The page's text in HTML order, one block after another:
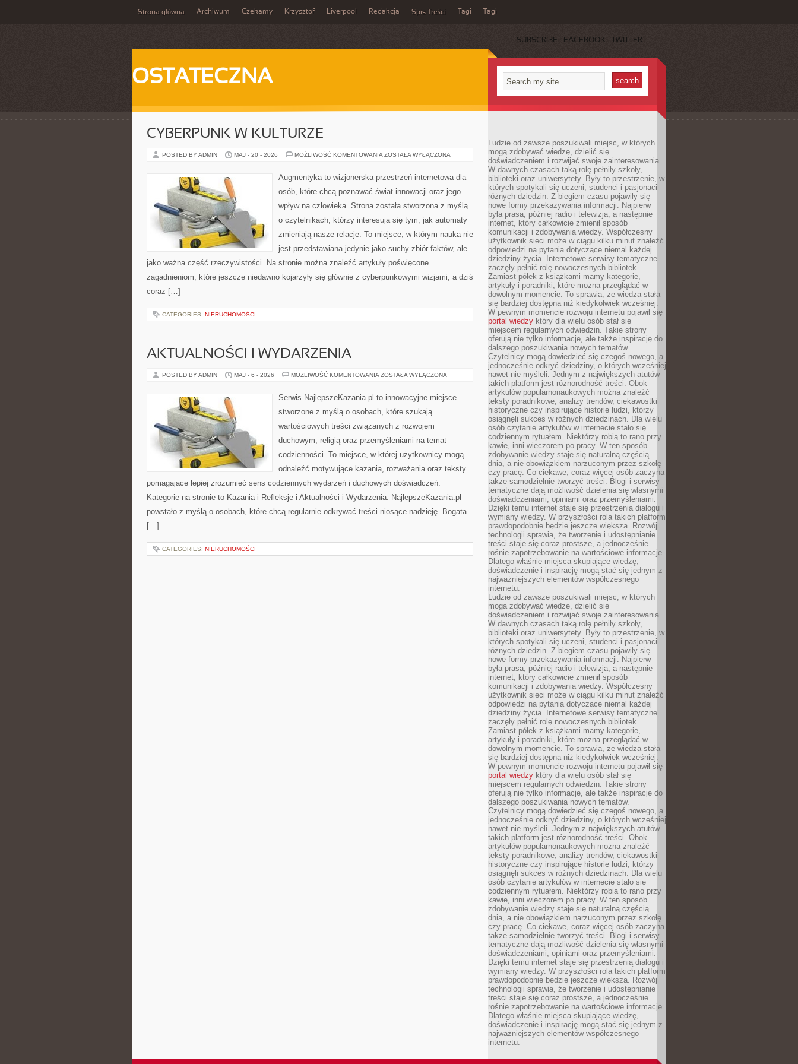
Strona główna Archiwum Czekamy Krzysztof Liverpool Redakcja Spis Treści Tagi Tagi
SUBSCRIBE FACEBOOK TWITTER
OSTATECZNA
CYBERPUNK W KULTURZE
POSTED BY ADMIN MAJ - 20 - 2026 MOŻLIWOŚĆ KOMENTOWANIA CYBERPUNK
ZOSTAŁA WYŁĄCZONA
Augmentyka to wizjonerska przestrzeń internetowa dla
osób, które chcą poznawać świat innowacji oraz jego
wpływ na człowieka. Strona została stworzona z myślą
o czytelnikach, którzy interesują się tym, jak automaty
zmieniają nasze relacje. To miejsce, w którym nauka nie
jest przedstawiana jedynie jako suchy zbiór faktów, ale
jako ważna część rzeczywistości. Na stronie można znaleźć artykuły poświęcone
zagadnieniom, które jeszcze niedawno kojarzyły się głównie z cyberpunkowymi wizjami, a dziś
coraz […]
CATEGORIES: NIERUCHOMOŚCI
AKTUALNOŚCI I WYDARZENIA
POSTED BY ADMIN MAJ - 6 - 2026 MOŻLIWOŚĆ KOMENTOWANIA AKTUALNOŚCI
ZOSTAŁA WYŁĄCZONA
Serwis NajlepszeKazania.pl to innowacyjne miejsce
stworzone z myślą o osobach, które szukają
wartościowych treści związanych z rozwojem
duchowym, religią oraz przemyśleniami na temat
codzienności. To miejsce, w której użytkownicy mogą
odnaleźć motywujące kazania, rozważania oraz teksty
pomagające lepiej zrozumieć sens codziennych wydarzeń i duchowych doświadczeń.
Kategorie na stronie to Kazania i Refleksje i Aktualności i Wydarzenia. NajlepszeKazania.pl
powstało z myślą o osobach, które chcą regularnie odkrywać treści niosące nadzieję. Bogata
[…]
CATEGORIES: NIERUCHOMOŚCI
Ludzie od zawsze poszukiwali miejsc, w których
mogą zdobywać wiedzę, dzielić się
doświadczeniem i rozwijać swoje zainteresowania.
W dawnych czasach taką rolę pełniły szkoły,
biblioteki oraz uniwersytety. Były to przestrzenie, w
których spotykali się uczeni, studenci i pasjonaci
różnych dziedzin. Z biegiem czasu pojawiły się
nowe formy przekazywania informacji. Najpierw
była prasa, później radio i telewizja, a następnie
internet, który całkowicie zmienił sposób
komunikacji i zdobywania wiedzy. Współczesny
użytkownik sieci może w ciągu kilku minut znaleźć
odpowiedzi na pytania dotyczące niemal każdej
dziedziny życia. Internetowe serwisy tematyczne
zaczęły pełnić rolę nowoczesnych bibliotek.
Zamiast półek z książkami mamy kategorie,
artykuły i poradniki, które można przeglądać w
dowolnym momencie. To sprawia, że wiedza stała
się bardziej dostępna niż kiedykolwiek wcześniej.
W pewnym momencie rozwoju internetu pojawił się
portal wiedzy który dla wielu osób stał się
miejscem regularnych odwiedzin. Takie strony
oferują nie tylko informacje, ale także inspirację do
dalszego poszukiwania nowych tematów.
Czytelnicy mogą dowiedzieć się czegoś nowego, a
jednocześnie odkryć dziedziny, o których wcześniej
nawet nie myśleli. Jednym z największych atutów
takich platform jest różnorodność treści. Obok
artykułów popularnonaukowych można znaleźć
teksty poradnikowe, analizy trendów, ciekawostki
historyczne czy inspirujące historie ludzi, którzy
osiągnęli sukces w różnych dziedzinach. Dla wielu
osób czytanie artykułów w internecie stało się
codziennym rytuałem. Niektórzy robią to rano przy
kawie, inni wieczorem po pracy. W ten sposób
zdobywanie wiedzy staje się naturalną częścią
dnia, a nie obowiązkiem narzuconym przez szkołę
czy pracę. Co ciekawe, coraz więcej osób zaczyna
także samodzielnie tworzyć treści. Blogi i serwisy
tematyczne dają możliwość dzielenia się własnymi
doświadczeniami, opiniami oraz przemyśleniami.
Dzięki temu internet staje się przestrzenią dialogu i
wymiany wiedzy. W przyszłości rola takich platform
prawdopodobnie będzie jeszcze większa. Rozwój
technologii sprawia, że tworzenie i udostępnianie
treści staje się coraz prostsze, a jednocześnie
rośnie zapotrzebowanie na wartościowe informacje.
Dlatego właśnie miejsca skupiające wiedzę,
doświadczenie i inspirację mogą stać się jednym z
najważniejszych elementów współczesnego
internetu.
Ludzie od zawsze poszukiwali miejsc, w których
mogą zdobywać wiedzę, dzielić się
doświadczeniem i rozwijać swoje zainteresowania.
W dawnych czasach taką rolę pełniły szkoły,
biblioteki oraz uniwersytety. Były to przestrzenie, w
których spotykali się uczeni, studenci i pasjonaci
różnych dziedzin. Z biegiem czasu pojawiły się
nowe formy przekazywania informacji. Najpierw
była prasa, później radio i telewizja, a następnie
internet, który całkowicie zmienił sposób
komunikacji i zdobywania wiedzy. Współczesny
użytkownik sieci może w ciągu kilku minut znaleźć
odpowiedzi na pytania dotyczące niemal każdej
dziedziny życia. Internetowe serwisy tematyczne
zaczęły pełnić rolę nowoczesnych bibliotek.
Zamiast półek z książkami mamy kategorie,
artykuły i poradniki, które można przeglądać w
dowolnym momencie. To sprawia, że wiedza stała
się bardziej dostępna niż kiedykolwiek wcześniej.
W pewnym momencie rozwoju internetu pojawił się
portal wiedzy który dla wielu osób stał się
miejscem regularnych odwiedzin. Takie strony
oferują nie tylko informacje, ale także inspirację do
dalszego poszukiwania nowych tematów.
Czytelnicy mogą dowiedzieć się czegoś nowego, a
jednocześnie odkryć dziedziny, o których wcześniej
nawet nie myśleli. Jednym z największych atutów
takich platform jest różnorodność treści. Obok
artykułów popularnonaukowych można znaleźć
teksty poradnikowe, analizy trendów, ciekawostki
historyczne czy inspirujące historie ludzi, którzy
osiągnęli sukces w różnych dziedzinach. Dla wielu
osób czytanie artykułów w internecie stało się
codziennym rytuałem. Niektórzy robią to rano przy
kawie, inni wieczorem po pracy. W ten sposób
zdobywanie wiedzy staje się naturalną częścią
dnia, a nie obowiązkiem narzuconym przez szkołę
czy pracę. Co ciekawe, coraz więcej osób zaczyna
także samodzielnie tworzyć treści. Blogi i serwisy
tematyczne dają możliwość dzielenia się własnymi
doświadczeniami, opiniami oraz przemyśleniami.
Dzięki temu internet staje się przestrzenią dialogu i
wymiany wiedzy. W przyszłości rola takich platform
prawdopodobnie będzie jeszcze większa. Rozwój
technologii sprawia, że tworzenie i udostępnianie
treści staje się coraz prostsze, a jednocześnie
rośnie zapotrzebowanie na wartościowe informacje.
Dlatego właśnie miejsca skupiające wiedzę,
doświadczenie i inspirację mogą stać się jednym z
najważniejszych elementów współczesnego
internetu.